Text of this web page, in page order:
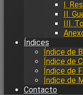
I.
II.
III.
Índices
Índice de
Índice de
Índice de
Índice de
Contacto